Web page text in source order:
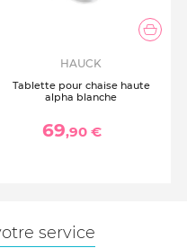
HAUCK
Tablette pour chaise haute
alpha blanche
69,90 €
service